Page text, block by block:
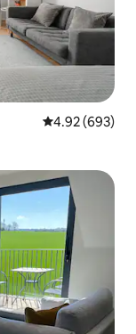
平均评分 4.92
4.92 (693)